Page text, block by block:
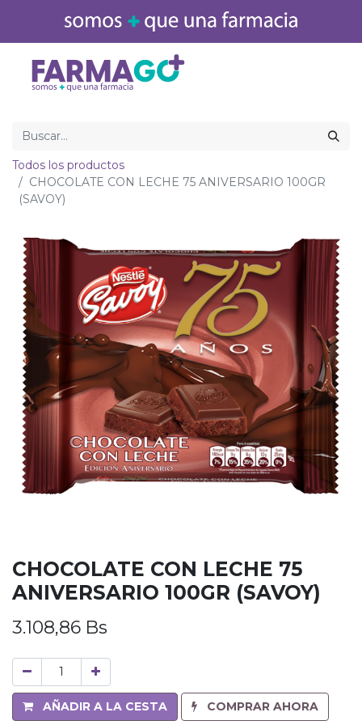
Todos los productos
CHOCOLATE CON LECHE 75 ANIVERSARIO 100GR
(SAVOY)
CHOCOLATE CON LECHE 75
ANIVERSARIO 100GR (SAVOY)
3.108,86 Bs
AÑADIR A LA CESTA COMPRAR AHORA